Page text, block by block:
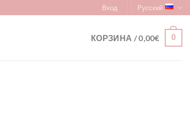
Вход Русский
КОРЗИНА /0,00€ 0